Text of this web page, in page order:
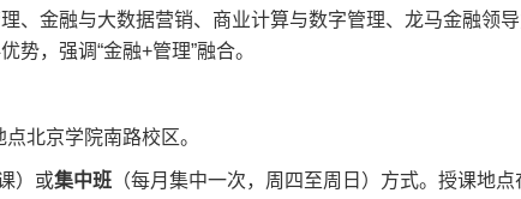
、金融与大数据营销、商业计算与数字管理、龙马金融领
，强调“金融+管理”融合。
北京学院南路校区。
）或集中班 （每月集中一次，周四至周日）方式。授课地